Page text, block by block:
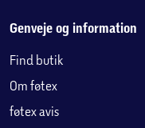
Genveje og information
Find butik
Om føtex
føtex avis